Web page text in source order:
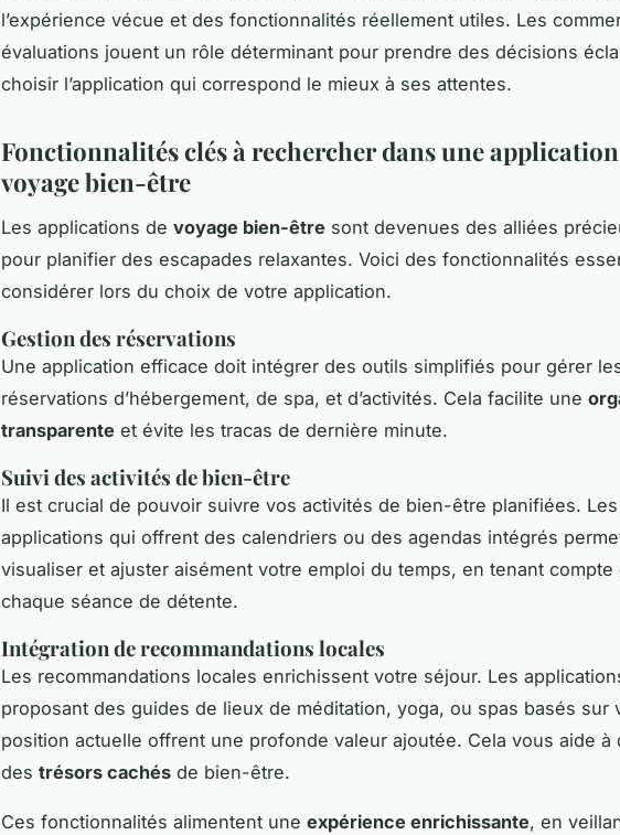
l’expérience vécue et des fonctionnalités réellement utiles. Les
évaluations jouent un rôle déterminant pour prendre des décisions
choisir l’application qui correspond le mieux à ses attentes.
Fonctionnalités clés à rechercher dans une
voyage bien-être
Les applications de voyage bien-être sont devenues des alliées
pour planifier des escapades relaxantes. Voici des fonctionnalités
considérer lors du choix de votre application.
Gestion des réservations
Une application efficace doit intégrer des outils simplifiés pour gérer
réservations d’hébergement, de spa, et d’activités. Cela facilite une
transparente et évite les tracas de dernière minute.
Suivi des activités de bien-être
Il est crucial de pouvoir suivre vos activités de bien-être planifiées. Les
applications qui offrent des calendriers ou des agendas intégrés
visualiser et ajuster aisément votre emploi du temps, en tenant compte
chaque séance de détente.
Intégration de recommandations locales
Les recommandations locales enrichissent votre séjour. Les
proposant des guides de lieux de méditation, yoga, ou spas basés sur
position actuelle offrent une profonde valeur ajoutée. Cela vous aide à
des trésors cachés de bien-être.
Ces fonctionnalités alimentent une expérience enrichissante, en